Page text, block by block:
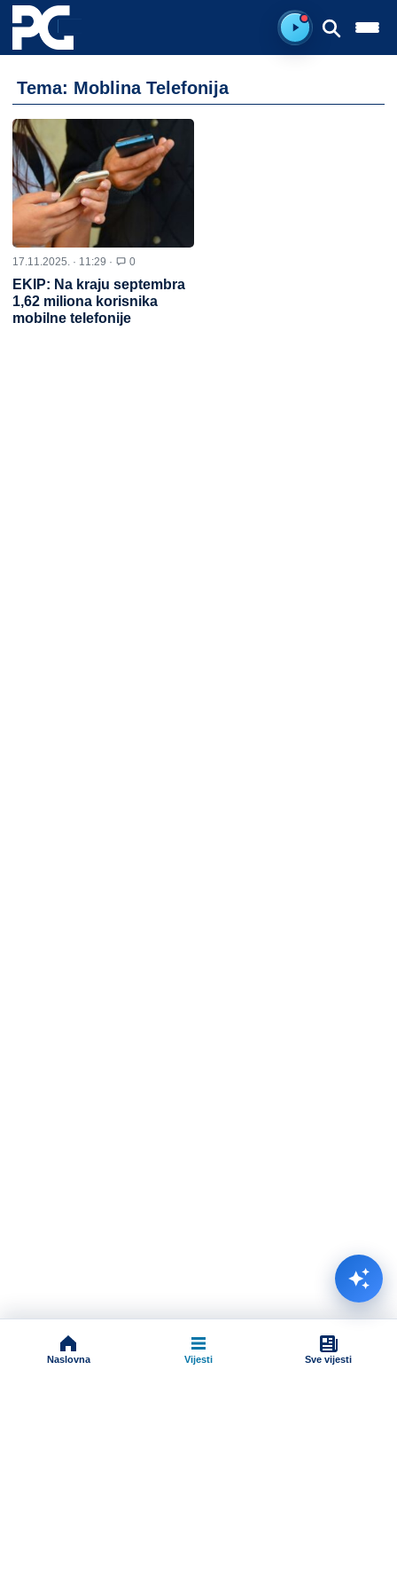
Spreman za
Tema: Moblina Telefonija
17.11.2025. · 11:29 · 0
EKIP: Na kraju septembra
1,62 miliona korisnika
mobilne telefonije
Naslovna Vijesti Sve vijesti